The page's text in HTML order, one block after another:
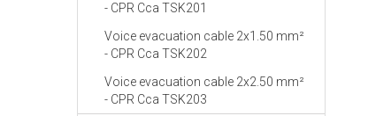
- CPR Cca TSK201
Voice evacuation cable 2x1.50 mm²
- CPR Cca TSK202
Voice evacuation cable 2x2.50 mm²
- CPR Cca TSK203